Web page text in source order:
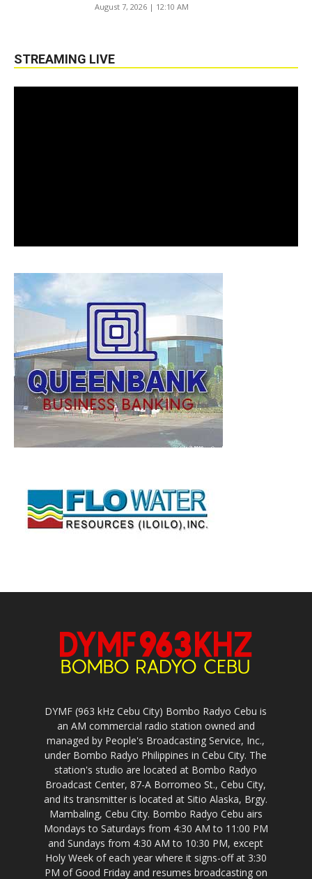
August 7, 2026 | 12:10 AM
STREAMING LIVE
DYMF (963 kHz Cebu City) Bombo Radyo Cebu is
an AM commercial radio station owned and
managed by People's Broadcasting Service, Inc.,
under Bombo Radyo Philippines in Cebu City. The
station's studio are located at Bombo Radyo
Broadcast Center, 87-A Borromeo St., Cebu City,
and its transmitter is located at Sitio Alaska, Brgy.
Mambaling, Cebu City. Bombo Radyo Cebu airs
Mondays to Saturdays from 4:30 AM to 11:00 PM
and Sundays from 4:30 AM to 10:30 PM, except
Holy Week of each year where it signs-off at 3:30
PM of Good Friday and resumes broadcasting on